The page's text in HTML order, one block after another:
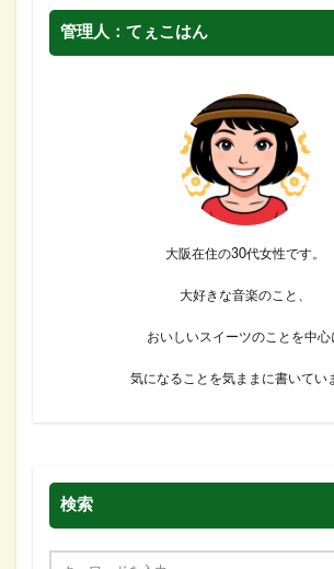
管理人：てぇこはん
大阪在住の30代女性です。
大好きな音楽のこと、
おいしいスイーツのことを中心
気になることを気ままに書いてい
検索